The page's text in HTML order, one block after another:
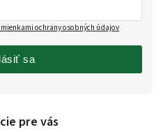
pre vás
ochrany osobných údajov
sa